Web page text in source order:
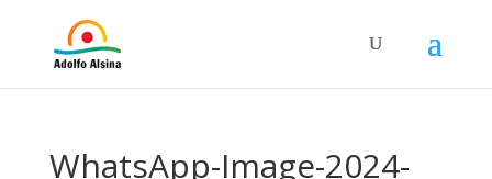
WhatsApp-Image-2024-